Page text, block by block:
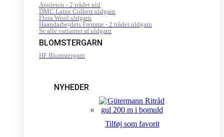
Appleton - 2 trådet uld
DMC Laine Colbert uldgarn
Flora Wool uldgarn
Haandarbejdets Fremme - 2 trådet uldgarn
Se alle varianter af uldgarn
BLOMSTERGARN
HF Blomstergarn
NYHEDER
Tilføj som favorit